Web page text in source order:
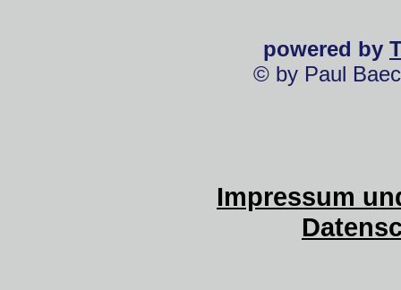
powered by
© by Paul
Impressum